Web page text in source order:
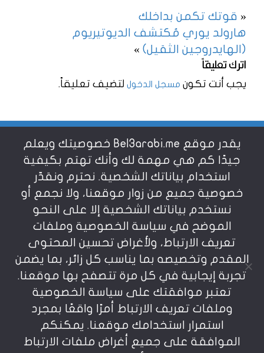
« قوتك تكمن بداخلك
هارولد يوري مُكتشف الديوتيريوم
(الهايدروجين الثقيل) »
اترك تعليقاً
يجب أنت تكون مسجل الدخول لتضيف تعليقاً.
شروط الاستخدام
سياسة الخصوصية
عن بالعربي
يمنع نسخ أو إعادة استخدام المواد المنشورة على
موقعنا تحت طائلة المسؤولية، إن أي استخدام أو إعادة
يقدر موقع Bel3arabi.me خصوصيتك ويعلم
جيدًا كم هي مهمة لك وأنك تهتم بكيفية
استخدام بياناتك الشخصية. نحترم ونقدّر
خصوصية جميع من زوار موقعنا، ولا نجمع أو
نستخدم بياناتك الشخصية إلا على النحو
الموضح في سياسة الخصوصية وملفات
تعريف الارتباط، ولأغراض تحسين المحتوى
المقدم وتخصيصه بما يناسب كل زائر، بما يضمن
تجربة إيجابية في كل مرة تتصفح بها موقعنا.
تعتبر موافقتك على سياسة الخصوصية
وملفات تعريف الارتباط أمرًا واقعًا بمجرد
استمرار استخدامك موقعنا. يمكنكم
الموافقة على جميع أغراض ملفات الارتباط